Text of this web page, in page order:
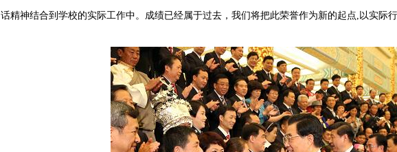
话精神结合到学校的实际工作中。成绩已经属于过去，我们将把此荣誉作为新的起点,以实际